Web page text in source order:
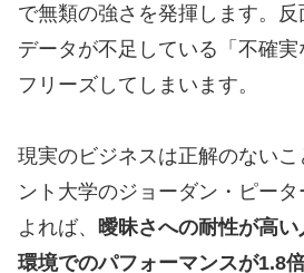
で無類の強さを発揮します。
データが不足している「不確
フリーズしてしまいます。
現実のビジネスは正解のない
ント大学のジョーダン・ピー
よれば、 曖昧さへの耐性が高
環境でのパフォーマンスが1.8